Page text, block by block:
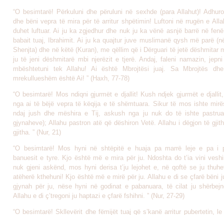
“O besimtarë! Përkuluni dhe përuluni në sexhde (para Allahut)!
dhe bëni vepra të mira për të arritur shpëtimin! Luftoni në rrugën e
duhet luftuar. Ai ju ka zgjedhur dhe nuk ju ka vënë asnjë barrë në
babait tuaj, Ibrahimit. Ai ju ka quajtur juve muslimanë qysh më parë
Shenjta) dhe në këtë (Kuran), me qëllim që i Dërguari të jetë dëshmitar
ju të jeni dëshmitarë mbi njerëzit e tjerë. Andaj, faleni namazin,
mbështetuni tek Allahu! Ai është Mbrojtësi juaj. Sa Mbrojtës
mrekullueshëm është Ai! ” (Haxh, 77-78)
“O besimtarë! Mos ndiqni gjurmët e djallit! Kush ndjek gjurmët e
nga ai të bëjë vepra të këqija e të shëmtuara. Sikur të mos ishte
ndaj jush dhe mëshira e Tij, askush nga ju nuk do të ishte
gjynaheve); Allahu pastron atë që dëshiron Vetë. Allahu i dëgjon të
gjitha. ” (Nur, 21)
“O besimtarë! Mos hyni në shtëpitë e huaja pa marrë leje e pa i
banuesit e tyre. Kjo është më e mira për ju. Ndoshta do t’ia vini
nuk gjeni askënd, mos hyni derisa t’ju lejohet e, në qoftë se ju thuhet
atëherë kthehuni! Kjo është më e mirë për ju. Allahu e di se çfarë bëni
gjynah për ju, nëse hyni në godinat e pabanuara, të cilat ju
Allahu e di ç’tregoni ju haptazi e çfarë fshihni. ” (Nur, 27-29)
“O besimtarë! Skllevërit dhe fëmijët tuaj që s’kanë arritur pubertetin, le